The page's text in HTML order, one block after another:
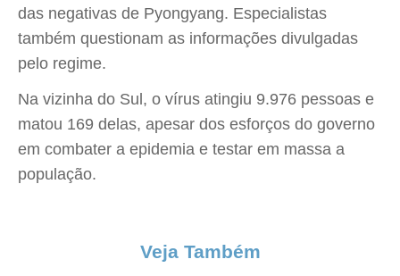
das negativas de Pyongyang. Especialistas
também questionam as informações divulgadas
pelo regime.
Na vizinha do Sul, o vírus atingiu 9.976 pessoas e
matou 169 delas, apesar dos esforços do governo
em combater a epidemia e testar em massa a
população.
Veja Também